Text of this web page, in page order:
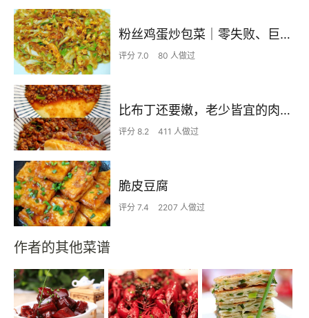
粉丝鸡蛋炒包菜｜零失败、巨下饭
评分 7.0 80 人做过
比布丁还要嫩，老少皆宜的肉沫蒸蛋
评分 8.2 411 人做过
脆皮豆腐
评分 7.4 2207 人做过
作者的其他菜谱